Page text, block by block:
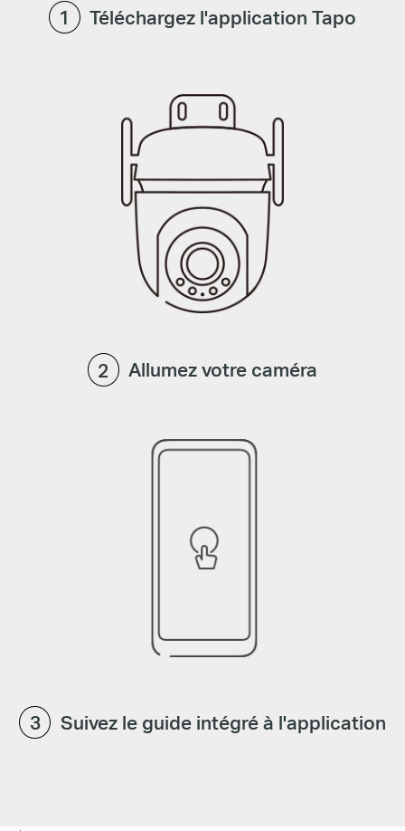
Téléchargez l'application Tapo
Allumez votre caméra
Suivez le guide intégré à l'application